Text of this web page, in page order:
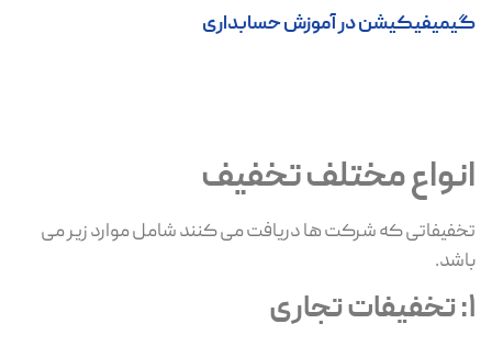
گیمیفیکیشن در آموزش حسابداری
انواع مختلف تخفیف
تخفیفاتی که شرکت ها دریافت می کنند شامل موارد زیر می
باشد.
1: تخفیفات تجاری